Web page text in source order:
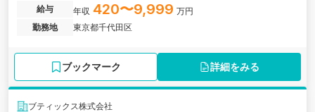
給与 年収 420〜9,999 万円
勤務地
東京都千代田区
ブックマーク 詳細をみる
ブティックス株式会社